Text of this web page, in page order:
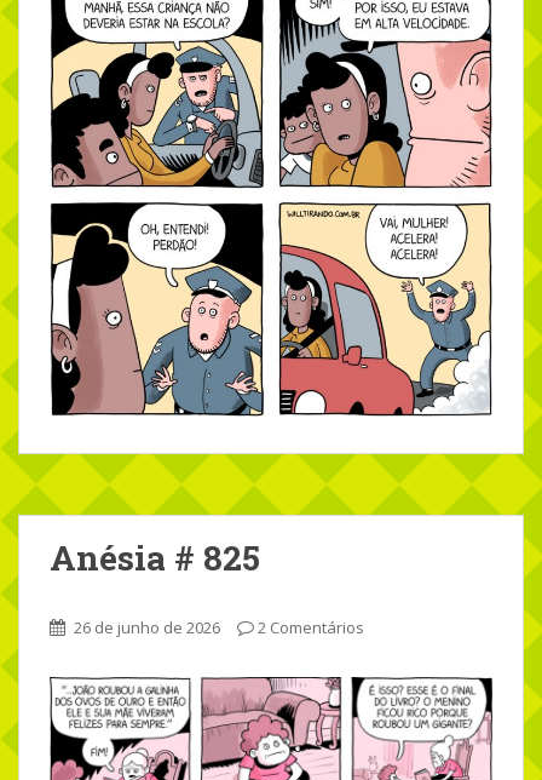
Anésia # 825
26 de junho de 2026 2 Comentários